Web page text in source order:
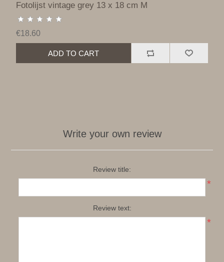
Fotolijst vintage grey 13 x 18 cm M
€18.60
ADD TO CART
Write your own review
Review title:
*
Review text:
*